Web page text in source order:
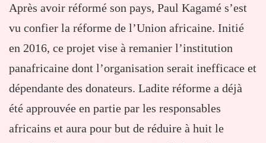
Après avoir réformé son pays, Paul Kagamé s’est
vu confier la réforme de l’Union africaine. Initié
en 2016, ce projet vise à remanier l’institution
panafricaine dont l’organisation serait inefficace et
dépendante des donateurs. Ladite réforme a déjà
été approuvée en partie par les responsables
africains et aura pour but de réduire à huit le